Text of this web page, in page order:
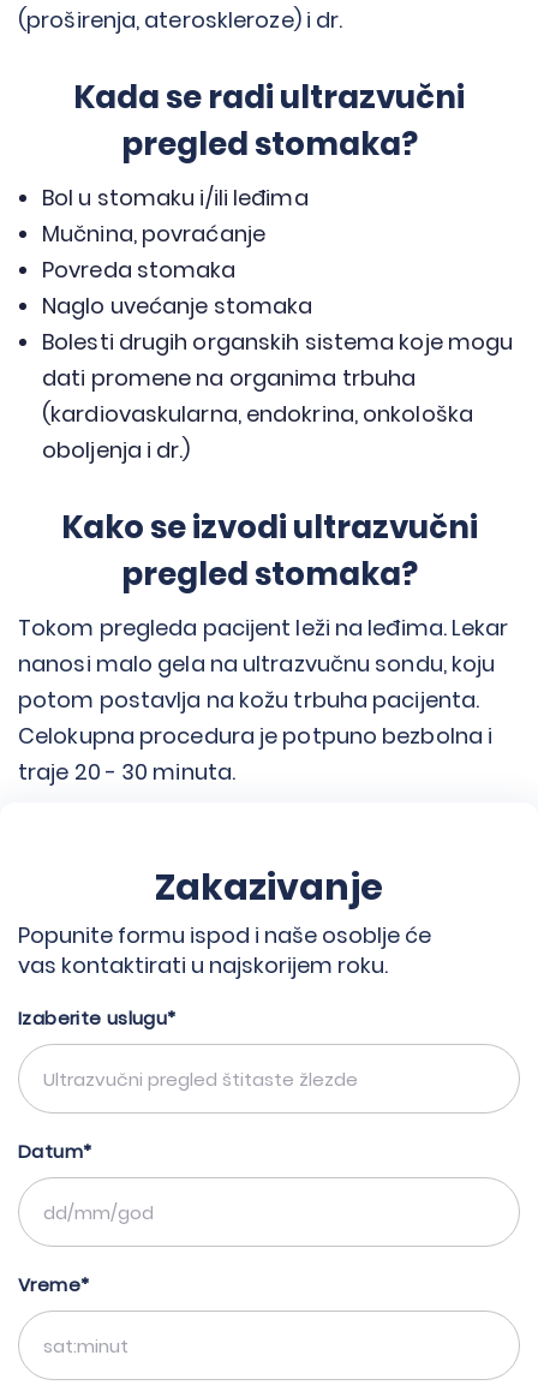
(proširenja, ateroskleroze) i dr.
Kada se radi ultrazvučni
pregled stomaka?
Bol u stomaku i/ili leđima
Mučnina, povraćanje
Povreda stomaka
Naglo uvećanje stomaka
Bolesti drugih organskih sistema koje mogu
dati promene na organima trbuha
(kardiovaskularna, endokrina, onkološka
oboljenja i dr.)
Kako se izvodi ultrazvučni
pregled stomaka?
Tokom pregleda pacijent leži na leđima. Lekar
nanosi malo gela na ultrazvučnu sondu, koju
potom postavlja na kožu trbuha pacijenta.
Celokupna procedura je potpuno bezbolna i
traje 20 - 30 minuta.
Zakazivanje
Popunite formu ispod i naše osoblje će
vas kontaktirati u najskorijem roku.
Izaberite uslugu*
Datum*
Vreme*